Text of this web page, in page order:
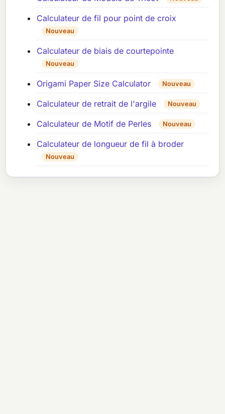
Calculateur de fil pour point de croix
Nouveau
Calculateur de biais de courtepointe
Nouveau
Origami Paper Size Calculator Nouveau
Calculateur de retrait de l'argile Nouveau
Calculateur de Motif de Perles Nouveau
Calculateur de longueur de fil à broder
Nouveau